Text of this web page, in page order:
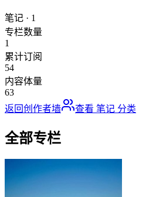
笔记 · 1
专栏数量
1
累计订阅
54
内容体量
63
返回创作者墙
查看 笔记 分类
全部专栏